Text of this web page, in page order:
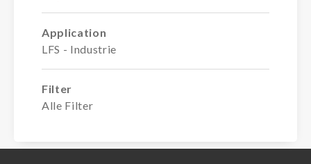
Application
LFS - Industrie
Filter
Alle Filter